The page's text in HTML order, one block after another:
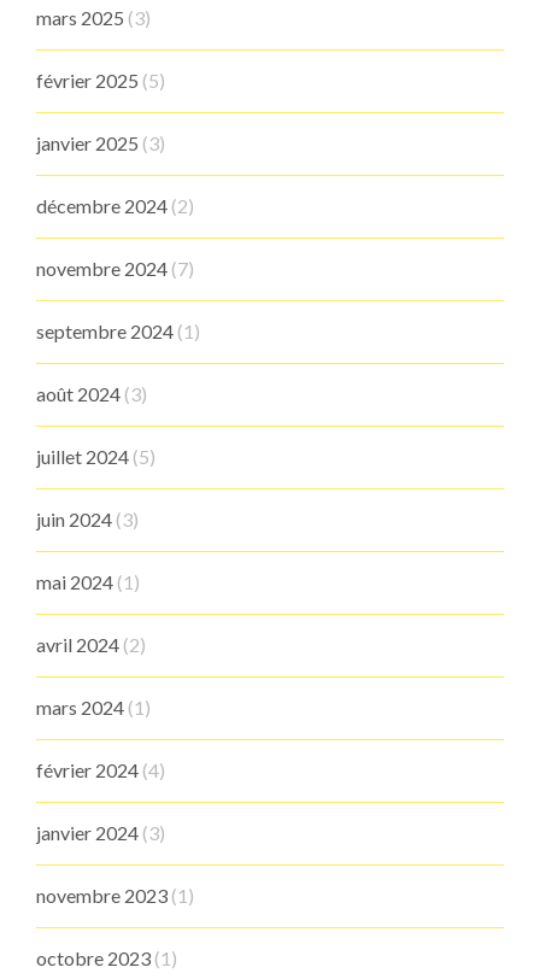
mars 2025 (3)
février 2025 (5)
janvier 2025 (3)
décembre 2024 (2)
novembre 2024 (7)
septembre 2024 (1)
août 2024 (3)
juillet 2024 (5)
juin 2024 (3)
mai 2024 (1)
avril 2024 (2)
mars 2024 (1)
février 2024 (4)
janvier 2024 (3)
novembre 2023 (1)
octobre 2023 (1)